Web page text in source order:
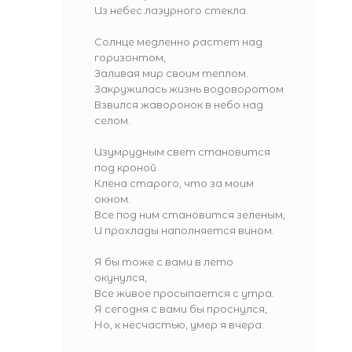
Из небес лазурного стекла.
Солнце медленно растет над
горизонтом,
Заливая мир своим теплом.
Закружилась жизнь водоворотом
Взвился жаворонок в небо над
селом.
Изумрудным свет становится
под кроной
Клена старого, что за моим
окном.
Все под ним становится зеленым,
И прохлады наполняется вином.
Я бы тоже с вами в лето
окунулся,
Все живое просыпается с утра.
Я сегодня с вами бы проснулся,
Но, к несчастью, умер я вчера.